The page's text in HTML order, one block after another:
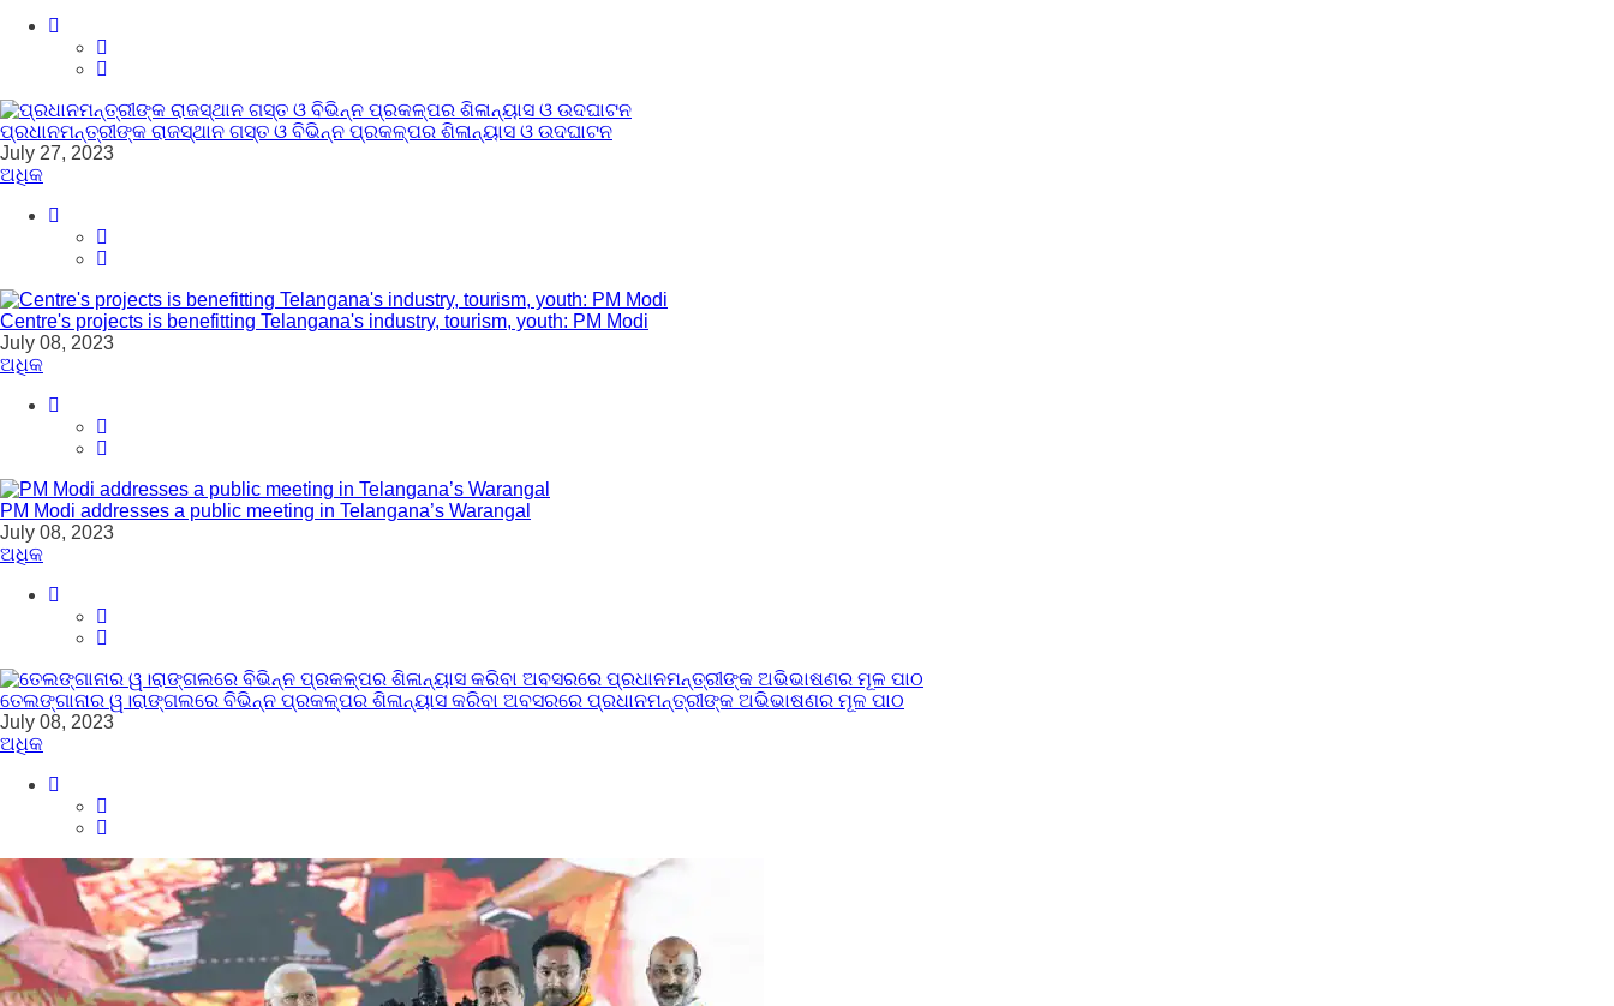
ପ୍ରଧାନମନ୍ତ୍ରୀଙ୍କ ରାଜସ୍ଥାନ ଗସ୍ତ ଓ ବିଭିନ୍ନ ପ୍ରକଳ୍ପର ଶିଳାନ୍ୟାସ ଓ ଉଦଘାଟନ
July 27, 2023
ଅଧିକ
Centre's projects is benefitting Telangana's industry, tourism, youth: PM Modi
July 08, 2023
ଅଧିକ
PM Modi addresses a public meeting in Telangana’s Warangal
July 08, 2023
ଅଧିକ
ତେଲଙ୍ଗାନାର ୱ।ରାଙ୍ଗଲରେ ବିଭିନ୍ନ ପ୍ରକଳ୍ପର ଶିଳାନ୍ୟାସ କରିବା ଅବସରରେ ପ୍ରଧାନମନ୍ତ୍ରୀଙ୍କ ଅଭିଭାଷଣର ମୂଳ ପାଠ
July 08, 2023
ଅଧିକ